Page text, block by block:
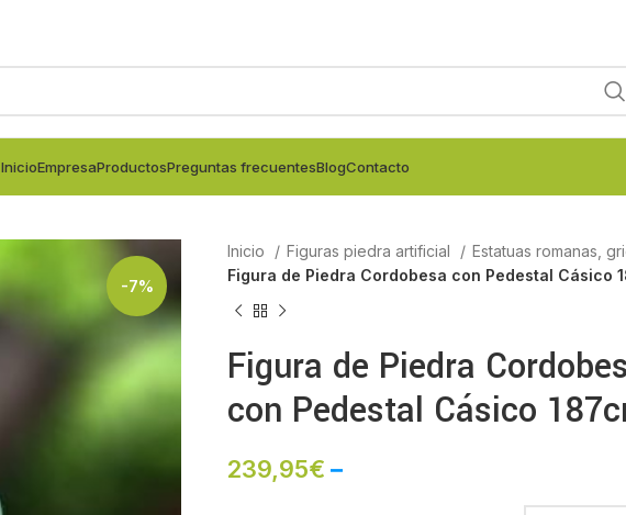
InicioEmpresaProductosPreguntas frecuentesBlogContacto
-7%
Inicio Figuras piedra artificial
Estatuas romanas,
Figura de Piedra Cordobesa con Pedestal Cásico
Figura de Piedra
con Pedestal Cásico
239,95€ –